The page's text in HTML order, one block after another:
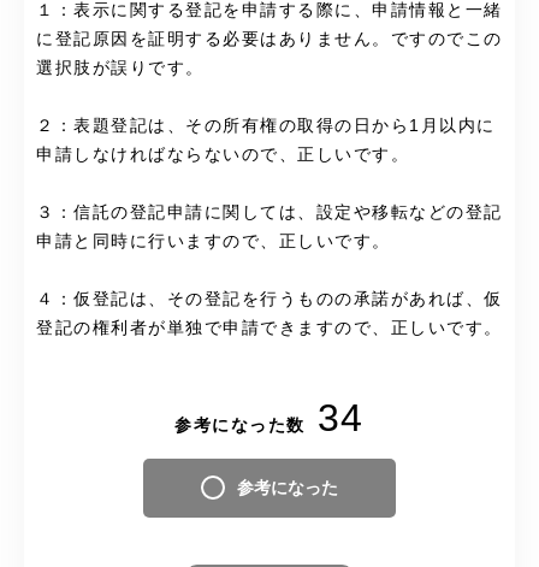
１：表示に関する登記を申請する際に、申請情報と一緒
に登記原因を証明する必要はありません。ですのでこの
選択肢が誤りです。
２：表題登記は、その所有権の取得の日から1月以内に
申請しなければならないので、正しいです。
３：信託の登記申請に関しては、設定や移転などの登記
申請と同時に行いますので、正しいです。
４：仮登記は、その登記を行うものの承諾があれば、仮
登記の権利者が単独で申請できますので、正しいです。
参考になった数 34
参考になった